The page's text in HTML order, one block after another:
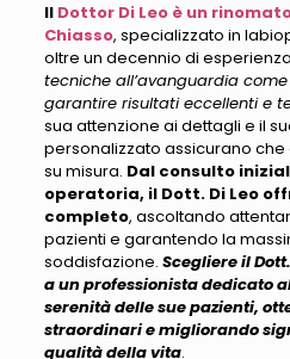
Il Dottor Di Leo è un
Chiasso, specializzato in
oltre un decennio di
tecniche all’avanguardia
garantire risultati eccellenti e
sua attenzione ai dettagli e il
personalizzato assicurano
su misura. Dal consulto
operatoria, il Dott. Di Leo
completo, ascoltando
pazienti e garantendo la
soddisfazione. Scegliere il
a un professionista dedicato
serenità delle sue pazienti,
straordinari e migliorando
qualità della vita.